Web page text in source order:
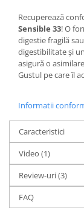
Recuperează
Sensible 33! O
digestie fragilă
digestibilitate și
asigură o
Gustul pe care îl
Informatii
Caracteristici
Video (1)
Review-uri(3)
FAQ